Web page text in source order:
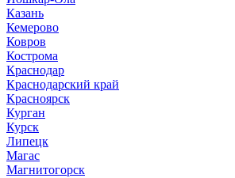
Казань
Кемерово
Ковров
Кострома
Краснодар
Краснодарский край
Красноярск
Курган
Курск
Липецк
Магас
Магнитогорск